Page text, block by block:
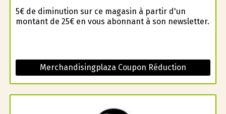
5€ de diminution sur ce magasin à partir d'un
montant de 25€ en vous abonnant à son newsletter.
Merchandisingplaza Coupon Réduction